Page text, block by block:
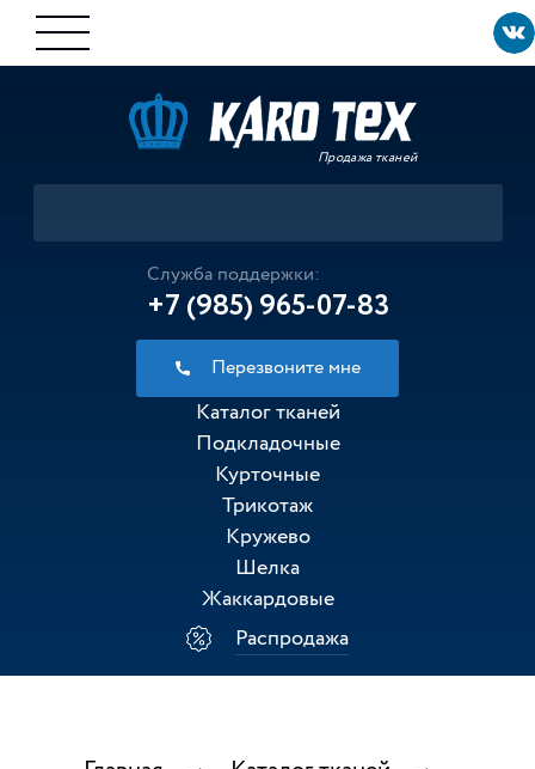
Продажа тканей
Служба поддержки:
+7 (985) 965-07-83
Перезвоните мне
Каталог тканей
Подкладочные
Курточные
Трикотаж
Кружево
Шелка
Жаккардовые
Распродажа